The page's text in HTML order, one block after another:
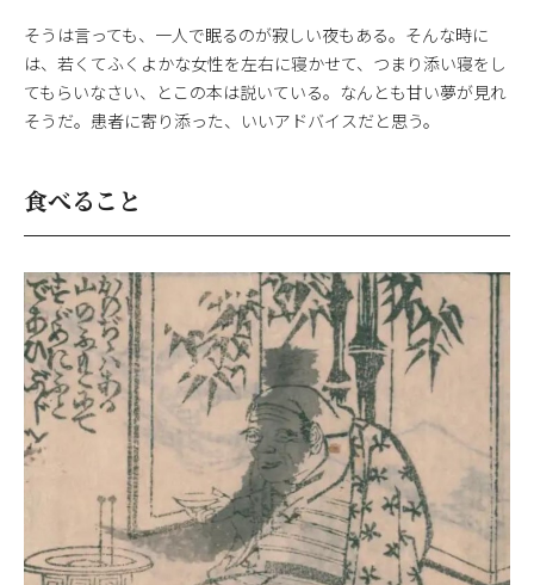
そうは言っても、一人で眠るのが寂しい夜もある。そんな時に
は、若くてふくよかな女性を左右に寝かせて、つまり添い寝をし
てもらいなさい、とこの本は説いている。なんとも甘い夢が見れ
そうだ。患者に寄り添った、いいアドバイスだと思う。
食べること